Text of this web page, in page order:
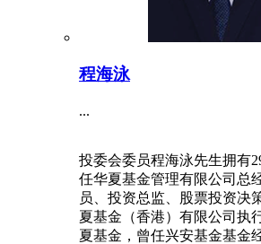
程海泳
...
投委会委员程海泳先生拥有
任华夏基金管理有限公司总
员、投资总监、股票投资决
夏基金（香港）有限公司执
夏基金，曾任兴安基金基金